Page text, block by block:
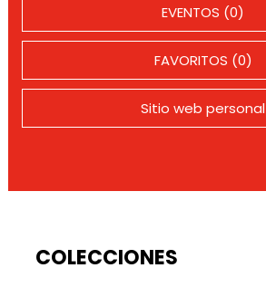
EVENTOS (0)
FAVORITOS (0)
Sitio web personal
COLECCIONES